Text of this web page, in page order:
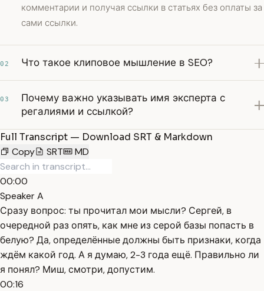
комментарии и получая ссылки в статьях без оплаты за
сами ссылки.
02 Что такое клиповое мышление в SEO?
03
Почему важно указывать имя эксперта с
регалиями и ссылкой?
Full Transcript — Download SRT & Markdown
Copy
SRT MD
00:00
Speaker A
Сразу вопрос: ты прочитал мои мысли? Сергей, в
очередной раз опять, как мне из серой базы попасть в
белую? Да, определённые должны быть признаки, когда
ждём какой год. А я думаю, 2-3 года ещё. Правильно ли
я понял? Миш, смотри, допустим.
00:16